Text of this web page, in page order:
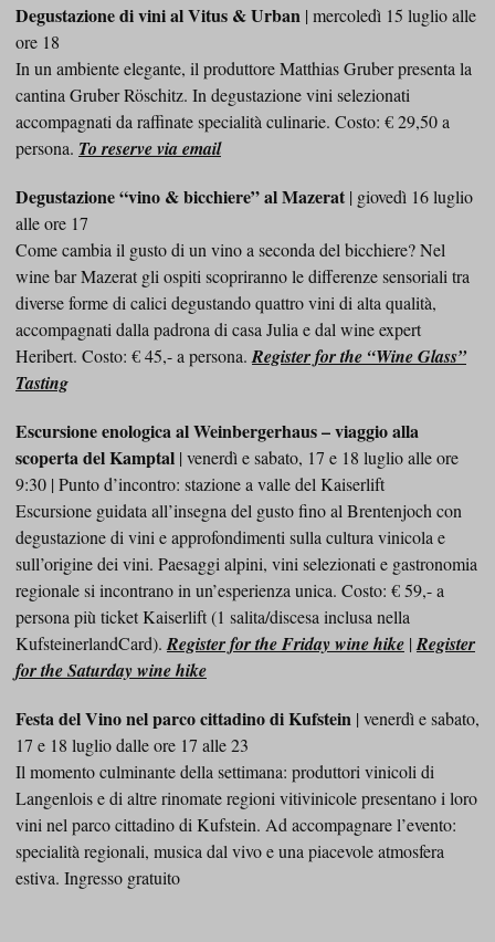
Degustazione di vini al Vitus & Urban | mercoledì 15 luglio alle
ore 18
In un ambiente elegante, il produttore Matthias Gruber presenta la
cantina Gruber Röschitz. In degustazione vini selezionati
accompagnati da raffinate specialità culinarie. Costo: € 29,50 a
persona. To reserve via email
Degustazione “vino & bicchiere” al Mazerat | giovedì 16 luglio
alle ore 17
Come cambia il gusto di un vino a seconda del bicchiere? Nel
wine bar Mazerat gli ospiti scopriranno le differenze sensoriali tra
diverse forme di calici degustando quattro vini di alta qualità,
accompagnati dalla padrona di casa Julia e dal wine expert
Heribert. Costo: € 45,- a persona. Register for the “Wine Glass”
Tasting
Escursione enologica al Weinbergerhaus – viaggio alla
scoperta del Kamptal | venerdì e sabato, 17 e 18 luglio alle ore
9:30 | Punto d’incontro: stazione a valle del Kaiserlift
Escursione guidata all’insegna del gusto fino al Brentenjoch con
degustazione di vini e approfondimenti sulla cultura vinicola e
sull’origine dei vini. Paesaggi alpini, vini selezionati e gastronomia
regionale si incontrano in un’esperienza unica. Costo: € 59,- a
persona più ticket Kaiserlift (1 salita/discesa inclusa nella
KufsteinerlandCard). Register for the Friday wine hike | Register
for the Saturday wine hike
Festa del Vino nel parco cittadino di Kufstein | venerdì e sabato,
17 e 18 luglio dalle ore 17 alle 23
Il momento culminante della settimana: produttori vinicoli di
Langenlois e di altre rinomate regioni vitivinicole presentano i loro
vini nel parco cittadino di Kufstein. Ad accompagnare l’evento:
specialità regionali, musica dal vivo e una piacevole atmosfera
estiva. Ingresso gratuito